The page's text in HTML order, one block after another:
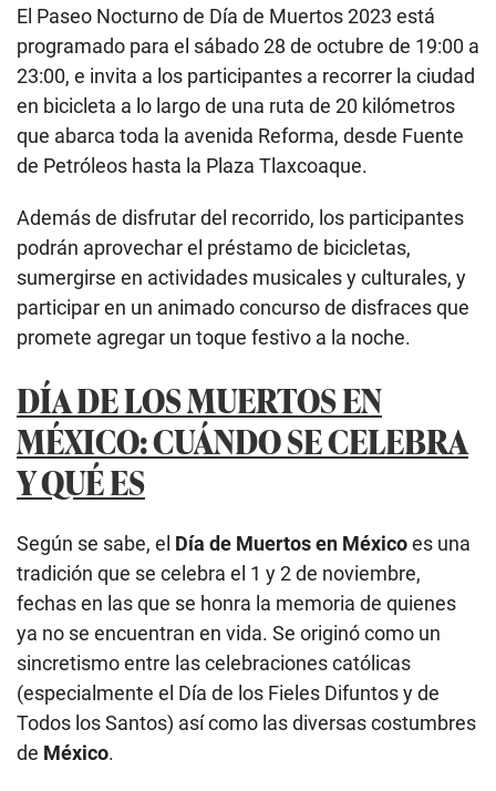
El Paseo Nocturno de Día de Muertos 2023 está
programado para el sábado 28 de octubre de 19:00 a
23:00, e invita a los participantes a recorrer la ciudad
en bicicleta a lo largo de una ruta de 20 kilómetros
que abarca toda la avenida Reforma, desde Fuente
de Petróleos hasta la Plaza Tlaxcoaque.
Además de disfrutar del recorrido, los participantes
podrán aprovechar el préstamo de bicicletas,
sumergirse en actividades musicales y culturales, y
participar en un animado concurso de disfraces que
promete agregar un toque festivo a la noche.
DÍA DE LOS MUERTOS EN
MÉXICO: CUÁNDO SE CELEBRA
Y QUÉ ES
Según se sabe, el Día de Muertos en Méxicoes una
tradición que se celebra el 1 y 2 de noviembre,
fechas en las que se honra la memoria de quienes
ya no se encuentran en vida. Se originó como un
sincretismo entre las celebraciones católicas
(especialmente el Día de los Fieles Difuntos y de
Todos los Santos) así como las diversas costumbres
de México.